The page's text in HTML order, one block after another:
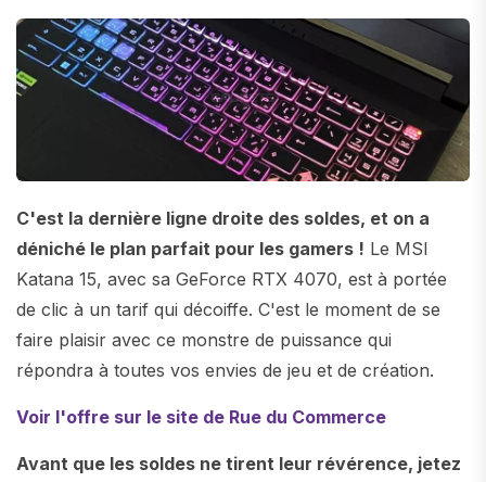
C'est la dernière ligne droite des soldes, et on a
déniché le plan parfait pour les gamers ! Le MSI
Katana 15, avec sa GeForce RTX 4070, est à portée
de clic à un tarif qui décoiffe. C'est le moment de se
faire plaisir avec ce monstre de puissance qui
répondra à toutes vos envies de jeu et de création.
Voir l'offre sur le site de Rue du Commerce
Avant que les soldes ne tirent leur révérence, jetez